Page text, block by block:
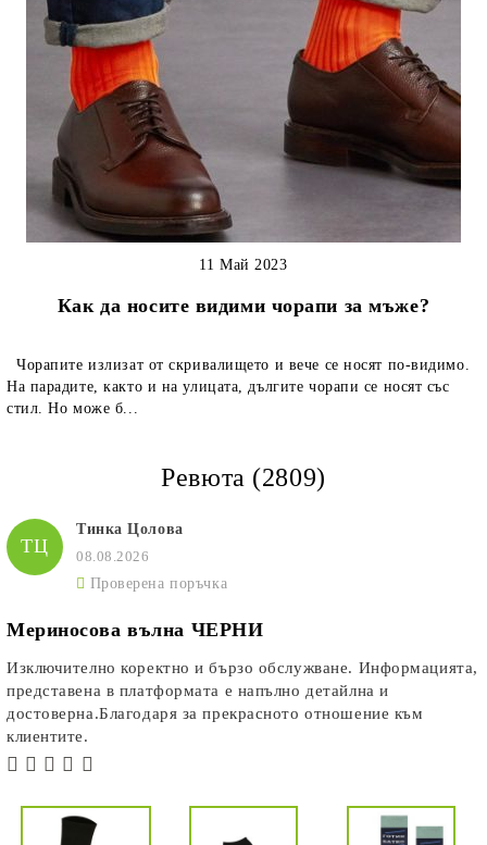
Как да носите видими чорапи за мъже?
11 Май 2023
Чорапите излизат от скривалището и вече се носят по-видимо.
На парадите, както и на улицата, дългите чорапи се носят със
стил. Но може б...
Ревюта (2809)
ТЦ
Тинка Цолова
08.08.2026
Проверена поръчка
Мериносова вълна ЧЕРНИ
Изключително коректно и бързо обслужване. Информацията,
представена в платформата е напълно детайлна и
достоверна.Благодаря за прекрасното отношение към
клиентите.